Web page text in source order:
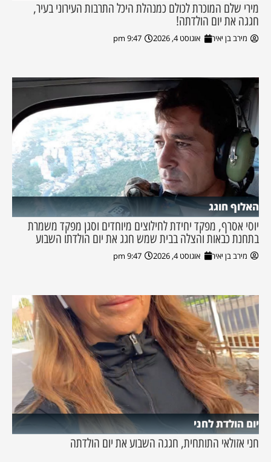
מירי שלם המוכרת לכולם כמנהלת היכל התרבות העירוני בעיר,
חגגה את יום הולדתה!
מירב בן יאיר אוגוסט 4, 2026 9:47 pm
האלוף חוגג
יוסי אסרף, מפקד יחידת לחילוצים מיוחדים וסגן מפקד משמרת
בתחנת כבאות והצלה בבית שמש חגג את יום הולדתו השבוע
מירב בן יאיר אוגוסט 4, 2026 9:47 pm
יום הולדת לחני
חני אזולאי התותחית, חגגה השבוע את יום הולדתה